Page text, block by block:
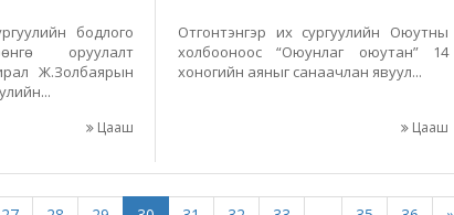
бодлого
оруулалт
Ж.Золбаярын
Цааш
Отгонтэнгэр их сургуулийн Оюутны
холбооноос “Оюунлаг оюутан” 14
хоногийн аяныг санаачлан явуул...
Цааш